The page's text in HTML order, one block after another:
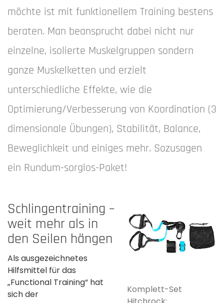
möchte ist mit funktionellem Training bestens
beraten. Man beansprucht dabei nicht nur
einzelne,­ isolierte Muskelgruppen sondern
ganze Muskel­ketten und erzielt
unterschiedliche Effekte, wie die
Optimierung/Verbesserung von Koordination (3
dimensionale Übungen), Stabilität, Balance,
Beweglichkeit und einiges mehr. Sozusagen
ein Rundum-sorglos-Paket!
Komplett-Set
Schlingentraining –
weit mehr als in
den Seilen­ hängen
Als ausgezeichnetes
Hilfsmittel für das
„Functional­ Training“ hat
sich der